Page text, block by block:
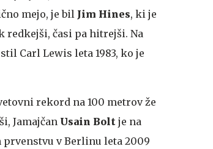
mejo, je bil Jim Hines, ki je
redkejši, časi pa hitrejši. Na
Carl Lewis leta 1983, ko je
rekord na 100 metrov že
Jamajčan Usain Bolt je na
prvenstvu v Berlinu leta 2009